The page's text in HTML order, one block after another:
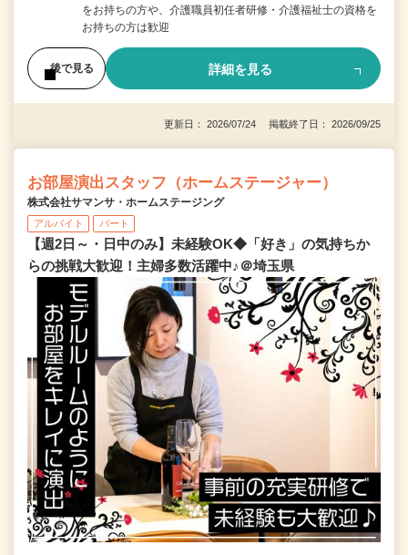
をお持ちの方や、介護職員初任者研修・介護福祉士の資格を
お持ちの方は歓迎
後で見る 詳細を見る
更新日： 2026/07/24 掲載終了日： 2026/09/25
お部屋演出スタッフ（ホームステージャー）
株式会社サマンサ・ホームステージング
アルバイト パート
【週2日～・日中のみ】未経験OK◆「好き」の気持ちか
らの挑戦大歓迎！主婦多数活躍中♪＠埼玉県